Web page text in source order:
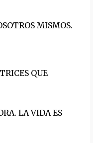
MISMOS.
QUE
LA VIDA ES